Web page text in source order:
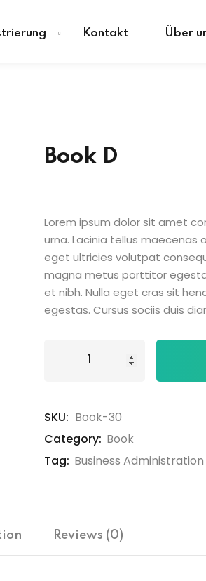
Kontakt Über
Book D
Lorem ipsum dolor sit amet
urna. Lacinia tellus maecenas
eget ultricies volutpat
magna metus porttitor
et nibh. Nulla eget cras sit
egestas. Cursus sociis duis
SKU: Book-30
Category: Book
Tag: Business Administration
Reviews (0)
Lost your password?
up